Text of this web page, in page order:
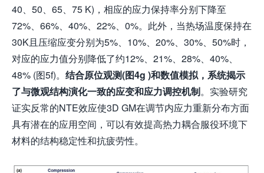
40、50、65、75 K)，相应的应力保持率分别下降至
72%、66%、40%、22%、0%。此外，当热场温度保持在
30K且压缩应变分别为5%、10%、20%、30%、50%时，
对应的应力值分别降低了约12%、21%、28%、40%、
48% (图5f)。 结合原位观测(图4g )和数值模拟， 系统揭示
了与微观结构演化一致的应变和应力调控机制。实验研究
证实反常的NTE效应使3D GM在调节内应力重新分布方面
具有潜在的应用空间，可以有效提高热力耦合服役环境下
材料的结构稳定性和抗疲劳性。